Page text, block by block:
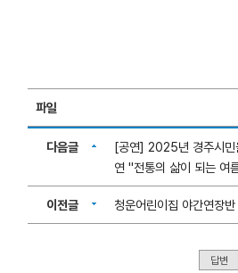
파일
다음글
[공연] 2025년 경주시민
연 "전통의 삶이 되는 여
이전글 청운어린이집 야간연장
답변